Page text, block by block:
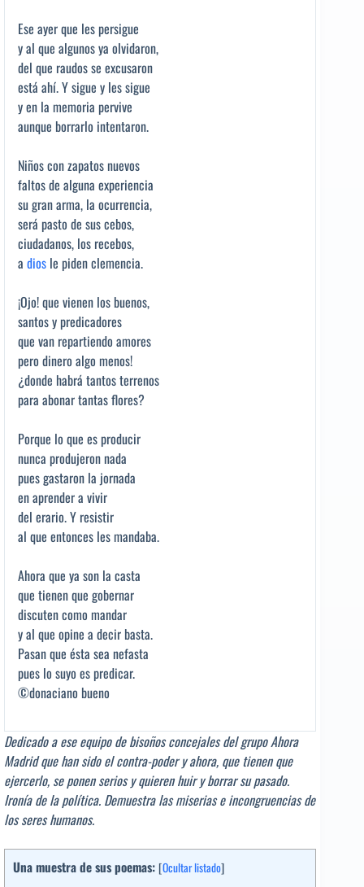
Ese ayer que les persigue
y al que algunos ya olvidaron,
del que raudos se excusaron
está ahí. Y sigue y les sigue
y en la memoria pervive
aunque borrarlo intentaron.
Niños con zapatos nuevos
faltos de alguna experiencia
su gran arma, la ocurrencia,
será pasto de sus cebos,
ciudadanos, los recebos,
a dios le piden clemencia.
¡Ojo! que vienen los buenos,
santos y predicadores
que van repartiendo amores
pero dinero algo menos!
¿donde habrá tantos terrenos
para abonar tantas flores?
Porque lo que es producir
nunca produjeron nada
pues gastaron la jornada
en aprender a vivir
del erario. Y resistir
al que entonces les mandaba.
Ahora que ya son la casta
que tienen que gobernar
discuten como mandar
y al que opine a decir basta.
Pasan que ésta sea nefasta
pues lo suyo es predicar.
©donaciano bueno
Dedicado a ese equipo de bisoños concejales del grupo Ahora
Madrid que han sido el contra-poder y ahora, que tienen que
ejercerlo, se ponen serios y quieren huir y borrar su pasado.
Ironía de la política. Demuestra las miserias e incongruencias de
los seres humanos.
Una muestra de sus poemas: [Ocultar listado]